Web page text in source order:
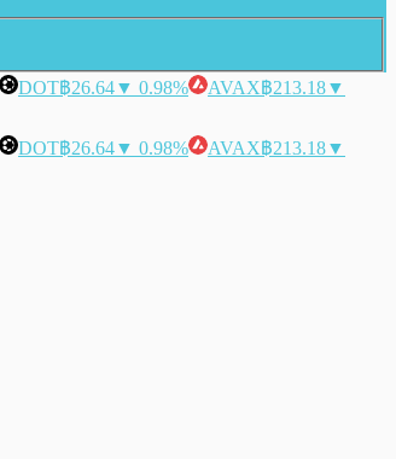
DOT฿26.64▼ 0.98% AVAX฿213.18▼
DOT฿26.64▼ 0.98% AVAX฿213.18▼